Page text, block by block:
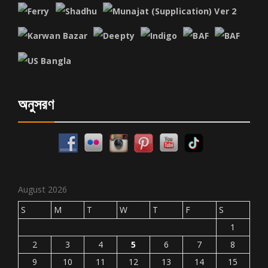
অনুসরণ
August 2026
S
M T W T F
S
1
2
3 4 5 6 7
8
9
10 11 12 13 14 15